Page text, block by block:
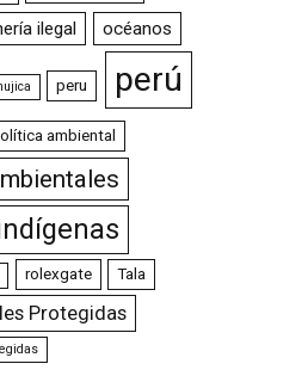
ilegal océanos
peru perú
ambiental
rolexgate Tala
Protegidas